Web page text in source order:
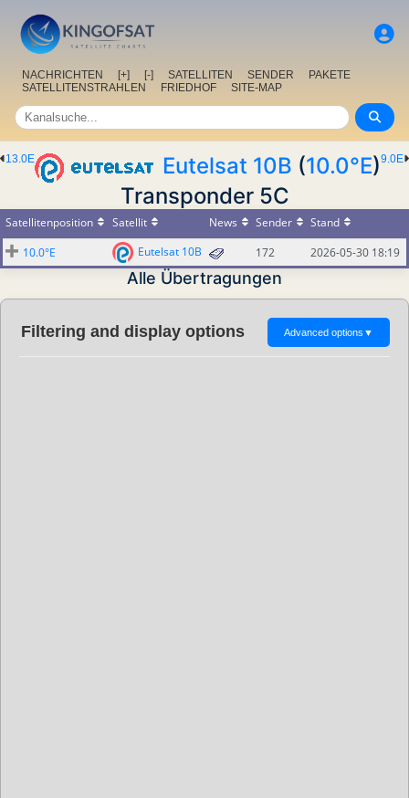
NACHRICHTEN [+] [-] SATELLITEN SENDER
PAKETE
SATELLITENSTRAHLEN
FRIEDHOF SITE-MAP
9.0E
13.0E Eutelsat 10B (10.0°E)
Transponder 5C
Satellitenposition Satellit News Sender
Stand
10.0°E
Eutelsat 10B 172 2026-05-30 18:19
Alle Übertragungen
Filtering and display options Advanced options ▼